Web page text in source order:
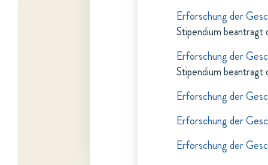
Erforschung der
Stipendium beantragt
Erforschung der
Stipendium beantragt
Erforschung der
Erforschung der
Erforschung der